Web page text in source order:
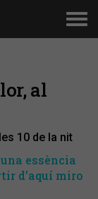
al
10 de la nit
essència
d’aquí miro